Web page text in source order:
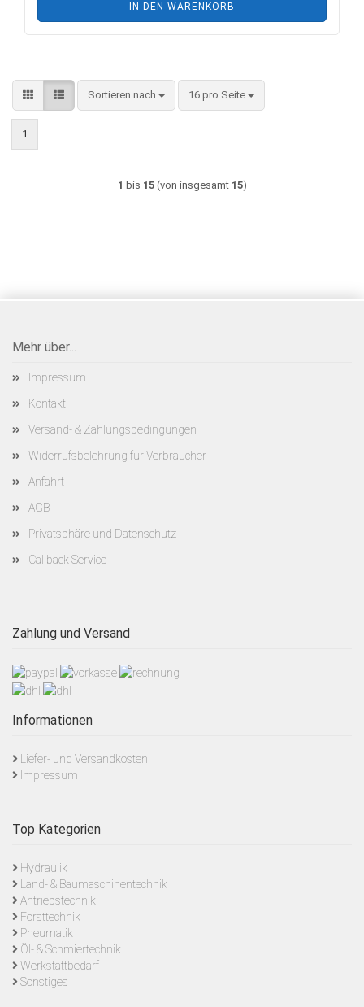
IN DEN WARENKORB
Sortieren nach
Sortieren nach 16 pro Seite
pro Seite
1
1 bis 15(von insgesamt 15)
Mehr über...
Impressum
Kontakt
Versand- & Zahlungsbedingungen
Widerrufsbelehrung für Verbraucher
Anfahrt
AGB
Privatsphäre und Datenschutz
Callback Service
Zahlung und Versand
Informationen
Liefer- und Versandkosten
Impressum
Top Kategorien
Hydraulik
Land- & Baumaschinentechnik
Antriebstechnik
Forsttechnik
Pneumatik
Öl- & Schmiertechnik
Werkstattbedarf
Sonstiges